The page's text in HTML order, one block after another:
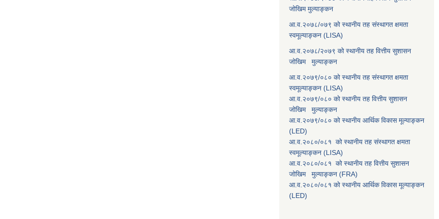
जोखिम मुल्याङ्कन
आ.व.२०७८/०७९ को स्थानीय तह संस्थागत क्षमता
स्वमूल्याङ्कन (LISA)
आ.व.२०७८/२०७९ को स्थानीय तह वित्तीय सुशासन
जोखिम मुल्याङ्कन
आ.व.२०७९/०८० को स्थानीय तह संस्थागत क्षमता
स्वमूल्याङ्कन (LISA)
आ.व.२०७९/०८० को स्थानीय तह वित्तीय सुशासन
जोखिम मुल्याङ्कन
आ.व.२०७९/०८० को स्थानीय आर्थिक विकास मूल्याङ्कन
(LED)
आ.व.२०८०/०८१ को स्थानीय तह संस्थागत क्षमता
स्वमूल्याङ्कन (LISA)
आ.व.२०८०/०८१ को स्थानीय तह वित्तीय सुशासन
जोखिम मुल्याङ्कन (FRA)
आ.व.२०८०/०८१ को स्थानीय आर्थिक विकास मूल्याङ्कन
(LED)